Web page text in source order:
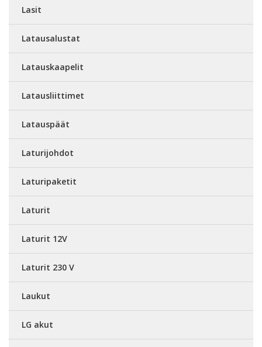
Lasit
Latausalustat
Latauskaapelit
Latausliittimet
Latauspäät
Laturijohdot
Laturipaketit
Laturit
Laturit 12V
Laturit 230 V
Laukut
LG akut